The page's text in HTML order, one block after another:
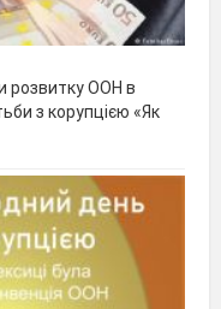
ООН в
з корупцією «Як